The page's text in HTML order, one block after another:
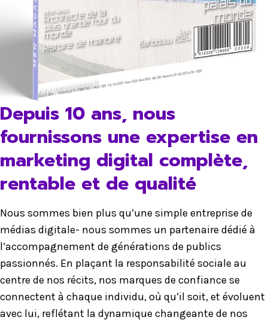
Depuis 10 ans, nous
fournissons une expertise en
marketing digital complète,
rentable et de qualité
Nous sommes bien plus qu’une simple entreprise de
médias digitale- nous sommes un partenaire dédié à
l’accompagnement de générations de publics
passionnés. En plaçant la responsabilité sociale au
centre de nos récits, nos marques de confiance se
connectent à chaque individu, où qu’il soit, et évoluent
avec lui, reflétant la dynamique changeante de nos